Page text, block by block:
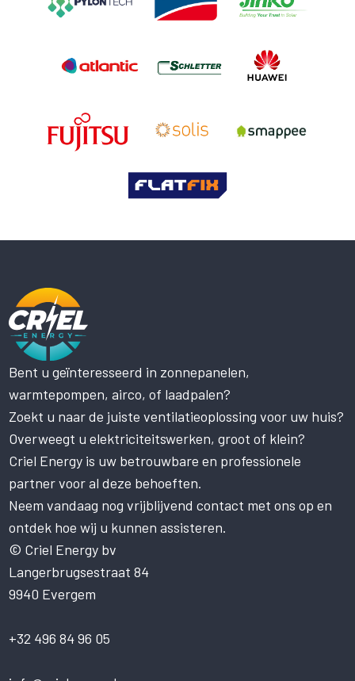
Bent u geïnteresseerd in zonnepanelen,
warmtepompen, airco, of laadpalen?
Zoekt u naar de juiste ventilatieoplossing voor uw huis?
Overweegt u elektriciteitswerken, groot of klein?
Criel Energy is uw betrouwbare en professionele
partner voor al deze behoeften.
Neem vandaag nog vrijblijvend contact met ons op en
ontdek hoe wij u kunnen assisteren.
© Criel Energy bv
Langerbrugsestraat 84
9940 Evergem
+32 496 84 96 05
Deze website maakt gebruik
van cookies.
Deze website gebruikt cookies om uw
gebruikerservaring te verbeteren. Door
onze website te gebruiken, stemt u in met
alle cookies in overeenstemming met ons
Cookiebeleid.Lees verder
STRIKT NOODZAKELIJK
PRESTATIE
TARGETING
FUNCTIONEEL
NIET-GECLASSIFICEERD